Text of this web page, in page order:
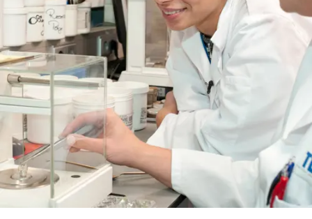
salaris.
overheid heeft erkend
op basis van een
ministeriële regeling.
Voor deze opleiding
kan een school
aanvullende eisen
stellen of wiskunde of
natuur- en scheikunde
onderdeel waren van
het eindexamen.